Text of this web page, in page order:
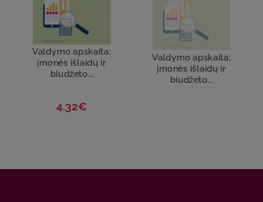
Valdymo apskaita:
įmonės išlaidų ir
biudžeto...
4.32€
Valdymo apskaita:
įmonės išlaidų ir
biudžeto...